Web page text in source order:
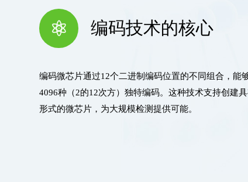
编码技术的核心
编码微芯片通过12个二进制编码位置的不同组合，能
4096种（2的12次方）独特编码。这种技术支持创建
形式的微芯片，为大规模检测提供可能。